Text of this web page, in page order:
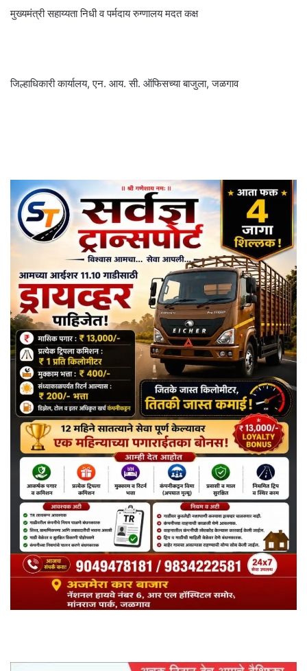
मुख्यमंत्री सहाय्यता निधी व पर्मदाय रुग्णालय मदत कक्ष
जिल्हाधिकारी कार्यालय, एन. आय. सी. ऑफिसच्या बाजुला, जळगाव